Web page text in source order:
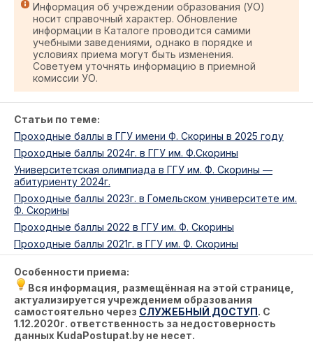
Информация об учреждении образования (УО)
носит справочный характер. Обновление
информации в Каталоге проводится самими
учебными заведениями, однако в порядке и
условиях приема могут быть изменения.
Советуем уточнять информацию в приемной
комиссии УО.
Статьи по теме:
Проходные баллы в ГГУ имени Ф. Скорины в 2025 году
Проходные баллы 2024г. в ГГУ им. Ф.Скорины
Университетская олимпиада в ГГУ им. Ф. Скорины —
абитуриенту 2024г.
Проходные баллы 2023г. в Гомельском университете им.
Ф. Скорины
Проходные баллы 2022 в ГГУ им. Ф. Скорины
Проходные баллы 2021г. в ГГУ им. Ф. Скорины
Особенности приема:
Вся информация, размещённая на этой странице,
актуализируется учреждением образования
самостоятельно через СЛУЖЕБНЫЙ ДОСТУП. С
1.12.2020г. ответственность за недостоверность
данных KudaPostupat.by не несет.